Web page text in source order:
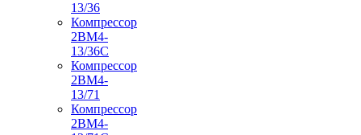
13/36
Компрессор
2ВМ4-
13/36С
Компрессор
2ВМ4-
13/71
Компрессор
2ВМ4-